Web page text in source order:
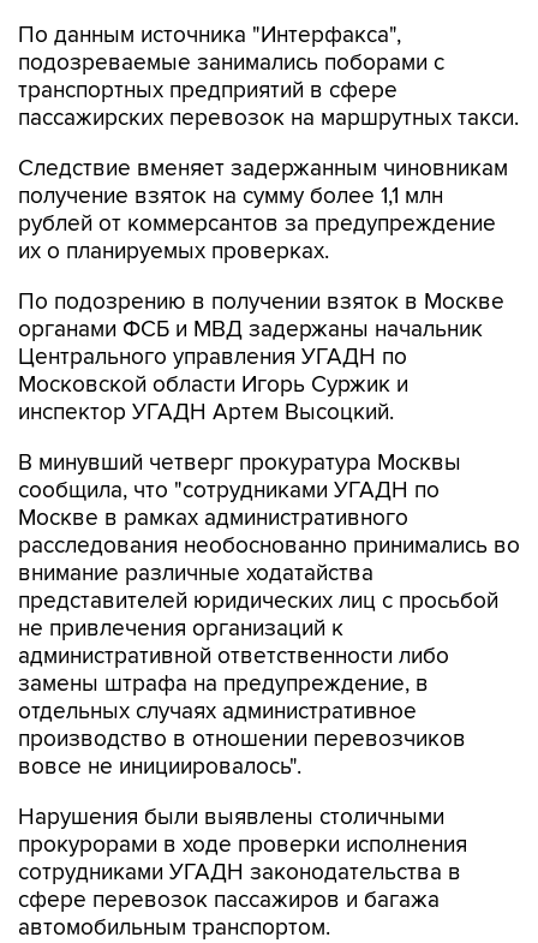
По данным источника "Интерфакса",
подозреваемые занимались поборами с
транспортных предприятий в сфере
пассажирских перевозок на маршрутных такси.
Следствие вменяет задержанным чиновникам
получение взяток на сумму более 1,1 млн
рублей от коммерсантов за предупреждение
их о планируемых проверках.
По подозрению в получении взяток в Москве
органами ФСБ и МВД задержаны начальник
Центрального управления УГАДН по
Московской области Игорь Суржик и
инспектор УГАДН Артем Высоцкий.
В минувший четверг прокуратура Москвы
сообщила, что "сотрудниками УГАДН по
Москве в рамках административного
расследования необоснованно принимались во
внимание различные ходатайства
представителей юридических лиц с просьбой
не привлечения организаций к
административной ответственности либо
замены штрафа на предупреждение, в
отдельных случаях административное
производство в отношении перевозчиков
вовсе не инициировалось".
Нарушения были выявлены столичными
прокурорами в ходе проверки исполнения
сотрудниками УГАДН законодательства в
сфере перевозок пассажиров и багажа
автомобильным транспортом.